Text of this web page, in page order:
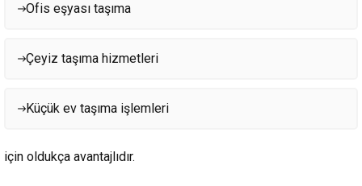
Ofis eşyası taşıma
Çeyiz taşıma hizmetleri
Küçük ev taşıma işlemleri
için oldukça avantajlıdır.